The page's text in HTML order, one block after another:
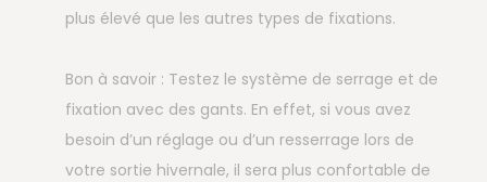
plus élevé que les autres types de fixations.
Bon à savoir : Testez le système de serrage et de
fixation avec des gants. En effet, si vous avez
besoin d’un réglage ou d’un resserrage lors de
votre sortie hivernale, il sera plus confortable de